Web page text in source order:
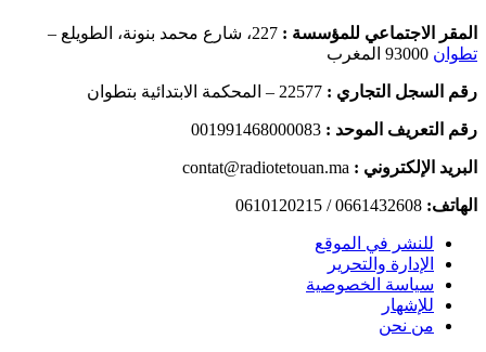
المقر الاجتماعي للمؤسسة : 227، شارع محمد بنونة، الطويلع –
تطوان
رقم السجل التجاري : 22577 – المحكمة الابتدائية بتطوان
رقم التعريف الموحد : 001991468000083
البريد الإلكتروني : contat@radiotetouan.ma
الهاتف: 0661432608 / 0610120215
للنشر في الموقع
الإدارة والتحرير
سياسة الخصوصية
للإشهار
من نحن